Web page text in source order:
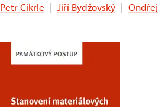
Petr Cikrle | Jiří Bydžovský | Ondřej